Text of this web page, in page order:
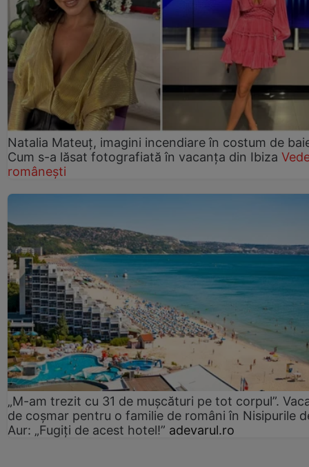
Natalia Mateuț, imagini incendiare în costum de
Cum s-a lăsat fotografiată în vacanța din Ibiza
românești
„M-am trezit cu 31 de mușcături pe tot corpul”.
de coșmar pentru o familie de români în Nisipurile
Aur: „Fugiți de acest hotel!” adevarul.ro